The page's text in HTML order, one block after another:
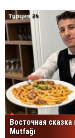
Восточная
Mutfağı